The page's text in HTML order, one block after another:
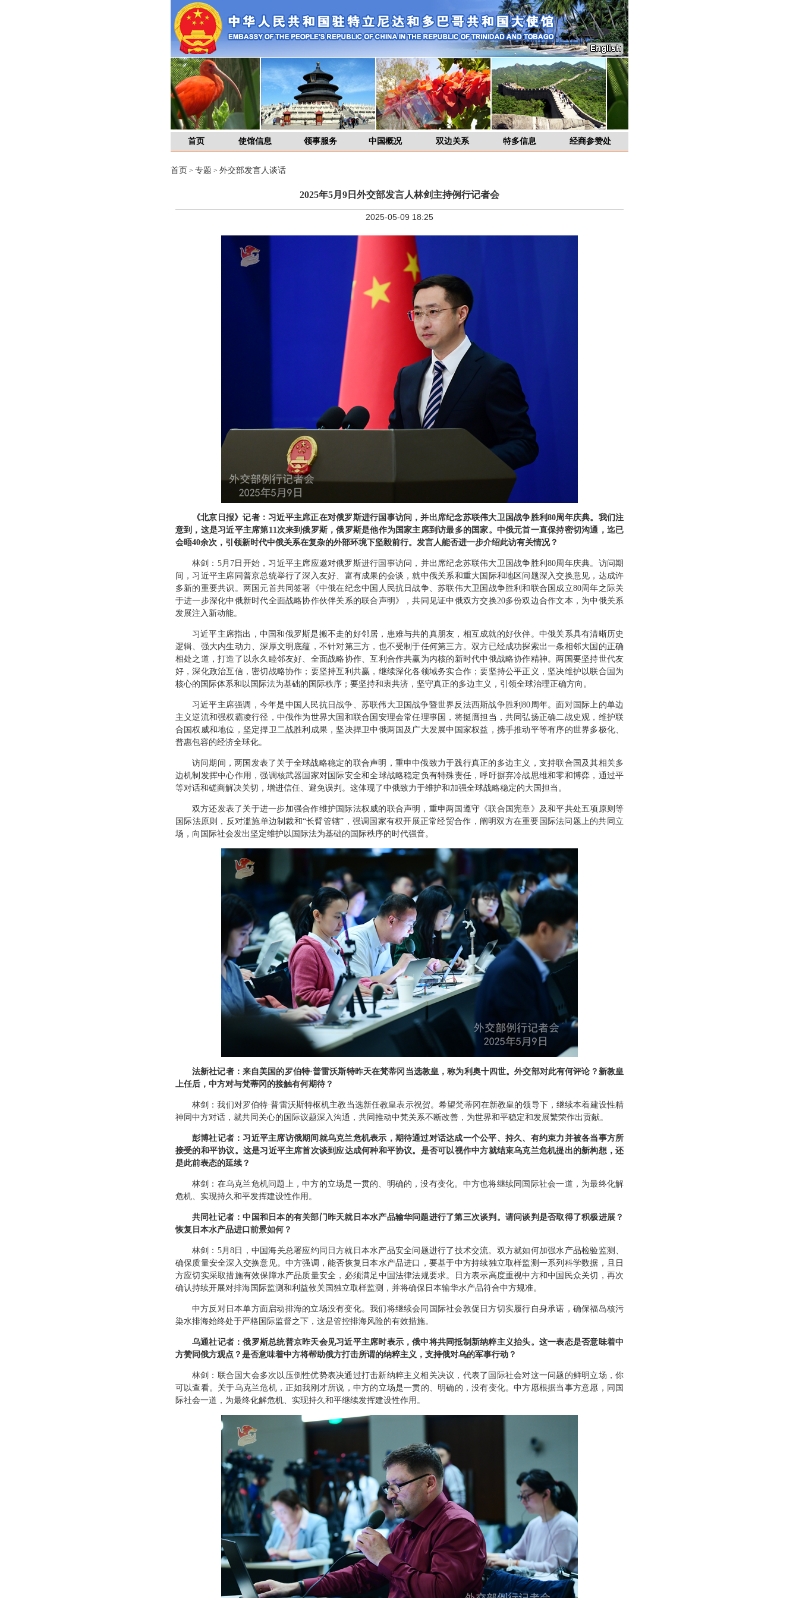
首页 使馆信息 领事服务 中国概况 双边关系 特多信息 经商参赞处
首页 > 专题 > 外交部发言人谈话
2025年5月9日外交部发言人林剑主持例行记者会
2025-05-09 18:25
《北京日报》记者：习近平主席正在对俄罗斯进行国事访问，并出席纪念苏联伟大卫国战争胜利80周年庆典。我们注
意到，这是习近平主席第11次来到俄罗斯，俄罗斯是他作为国家主席到访最多的国家。中俄元首一直保持密切沟通，迄已
会晤40余次，引领新时代中俄关系在复杂的外部环境下坚毅前行。发言人能否进一步介绍此访有关情况？
林剑：5月7日开始，习近平主席应邀对俄罗斯进行国事访问，并出席纪念苏联伟大卫国战争胜利80周年庆典。访问期
间，习近平主席同普京总统举行了深入友好、富有成果的会谈，就中俄关系和重大国际和地区问题深入交换意见，达成许
多新的重要共识。两国元首共同签署《中俄在纪念中国人民抗日战争、苏联伟大卫国战争胜利和联合国成立80周年之际关
于进一步深化中俄新时代全面战略协作伙伴关系的联合声明》，共同见证中俄双方交换20多份双边合作文本，为中俄关系
发展注入新动能。
习近平主席指出，中国和俄罗斯是搬不走的好邻居，患难与共的真朋友，相互成就的好伙伴。中俄关系具有清晰历史
逻辑、强大内生动力、深厚文明底蕴，不针对第三方，也不受制于任何第三方。双方已经成功探索出一条相邻大国的正确
相处之道，打造了以永久睦邻友好、全面战略协作、互利合作共赢为内核的新时代中俄战略协作精神。两国要坚持世代友
好，深化政治互信，密切战略协作；要坚持互利共赢，继续深化各领域务实合作；要坚持公平正义，坚决维护以联合国为
核心的国际体系和以国际法为基础的国际秩序；要坚持和衷共济，坚守真正的多边主义，引领全球治理正确方向。
习近平主席强调，今年是中国人民抗日战争、苏联伟大卫国战争暨世界反法西斯战争胜利80周年。面对国际上的单边
主义逆流和强权霸凌行径，中俄作为世界大国和联合国安理会常任理事国，将挺膺担当，共同弘扬正确二战史观，维护联
合国权威和地位，坚定捍卫二战胜利成果，坚决捍卫中俄两国及广大发展中国家权益，携手推动平等有序的世界多极化、
普惠包容的经济全球化。
访问期间，两国发表了关于全球战略稳定的联合声明，重申中俄致力于践行真正的多边主义，支持联合国及其相关多
边机制发挥中心作用，强调核武器国家对国际安全和全球战略稳定负有特殊责任，呼吁摒弃冷战思维和零和博弈，通过平
等对话和磋商解决关切，增进信任、避免误判。这体现了中俄致力于维护和加强全球战略稳定的大国担当。
双方还发表了关于进一步加强合作维护国际法权威的联合声明，重申两国遵守《联合国宪章》及和平共处五项原则等
国际法原则，反对滥施单边制裁和“长臂管辖”，强调国家有权开展正常经贸合作，阐明双方在重要国际法问题上的共同立
场，向国际社会发出坚定维护以国际法为基础的国际秩序的时代强音。
法新社记者：来自美国的罗伯特·普雷沃斯特昨天在梵蒂冈当选教皇，称为利奥十四世。外交部对此有何评论？新教皇
上任后，中方对与梵蒂冈的接触有何期待？
林剑：我们对罗伯特·普雷沃斯特枢机主教当选新任教皇表示祝贺。希望梵蒂冈在新教皇的领导下，继续本着建设性精
神同中方对话，就共同关心的国际议题深入沟通，共同推动中梵关系不断改善，为世界和平稳定和发展繁荣作出贡献。
彭博社记者：习近平主席访俄期间就乌克兰危机表示，期待通过对话达成一个公平、持久、有约束力并被各当事方所
接受的和平协议。这是习近平主席首次谈到应达成何种和平协议。是否可以视作中方就结束乌克兰危机提出的新构想，还
是此前表态的延续？
林剑：在乌克兰危机问题上，中方的立场是一贯的、明确的，没有变化。中方也将继续同国际社会一道，为最终化解
危机、实现持久和平发挥建设性作用。
共同社记者：中国和日本的有关部门昨天就日本水产品输华问题进行了第三次谈判。请问谈判是否取得了积极进展？
恢复日本水产品进口前景如何？
林剑：5月8日，中国海关总署应约同日方就日本水产品安全问题进行了技术交流。双方就如何加强水产品检验监测、
确保质量安全深入交换意见。中方强调，能否恢复日本水产品进口，要基于中方持续独立取样监测一系列科学数据，且日
方应切实采取措施有效保障水产品质量安全，必须满足中国法律法规要求。日方表示高度重视中方和中国民众关切，再次
确认持续开展对排海国际监测和利益攸关国独立取样监测，并将确保日本输华水产品符合中方规准。
中方反对日本单方面启动排海的立场没有变化。我们将继续会同国际社会敦促日方切实履行自身承诺，确保福岛核污
染水排海始终处于严格国际监督之下，这是管控排海风险的有效措施。
乌通社记者：俄罗斯总统普京昨天会见习近平主席时表示，俄中将共同抵制新纳粹主义抬头。这一表态是否意味着中
方赞同俄方观点？是否意味着中方将帮助俄方打击所谓的纳粹主义，支持俄对乌的军事行动？
林剑：联合国大会多次以压倒性优势表决通过打击新纳粹主义相关决议，代表了国际社会对这一问题的鲜明立场，你
可以查看。关于乌克兰危机，正如我刚才所说，中方的立场是一贯的、明确的，没有变化。中方愿根据当事方意愿，同国
际社会一道，为最终化解危机、实现持久和平继续发挥建设性作用。